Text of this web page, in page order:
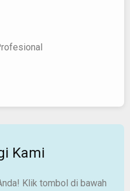
Kami
Klik tombol di bawah